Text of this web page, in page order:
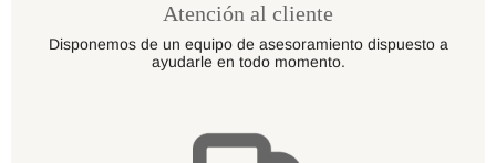
Atención al cliente
Disponemos de un equipo de asesoramiento dispuesto a
ayudarle en todo momento.